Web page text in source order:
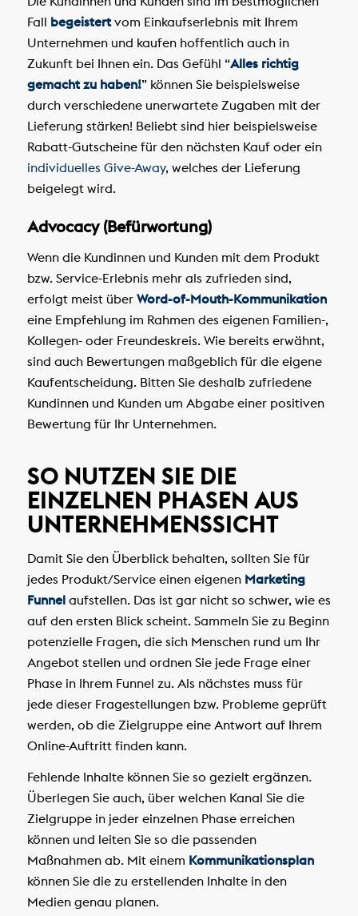
Fall begeistertvom Einkaufserlebnis mit Ihrem
Unternehmen und kaufen hoffentlich auch in
Zukunft bei Ihnen ein. Das Gefühl “Alles richtig
gemacht zu haben!” können Sie beispielsweise
durch verschiedene unerwartete Zugaben mit der
Lieferung stärken! Beliebt sind hier beispielsweise
Rabatt-Gutscheine für den nächsten Kauf oder ein
individuelles Give-Away, welches der Lieferung
beigelegt wird.
Advocacy (Befürwortung)
Wenn die Kundinnen und Kunden mit dem Produkt
bzw. Service-Erlebnis mehr als zufrieden sind,
erfolgt meist über Word-of-Mouth-Kommunikation
eine Empfehlung im Rahmen des eigenen Familien-,
Kollegen- oder Freundeskreis. Wie bereits erwähnt,
sind auch Bewertungen maßgeblich für die eigene
Kaufentscheidung. Bitten Sie deshalb zufriedene
Kundinnen und Kunden um Abgabe einer positiven
Bewertung für Ihr Unternehmen.
SO NUTZEN SIE DIE
EINZELNEN PHASEN AUS
UNTERNEHMENSSICHT
Damit Sie den Überblick behalten, sollten Sie für
jedes Produkt/Service einen eigenen Marketing
Funnelaufstellen. Das ist gar nicht so schwer, wie es
auf den ersten Blick scheint. Sammeln Sie zu Beginn
potenzielle Fragen, die sich Menschen rund um Ihr
Angebot stellen und ordnen Sie jede Frage einer
Phase in Ihrem Funnel zu. Als nächstes muss für
jede dieser Fragestellungen bzw. Probleme geprüft
werden, ob die Zielgruppe eine Antwort auf Ihrem
Online-Auftritt finden kann.
Fehlende Inhalte können Sie so gezielt ergänzen.
Überlegen Sie auch, über welchen Kanal Sie die
Zielgruppe in jeder einzelnen Phase erreichen
können und leiten Sie so die passenden
Maßnahmen ab. Mit einem Kommunikationsplan
können Sie die zu erstellenden Inhalte in den
Medien genau planen.